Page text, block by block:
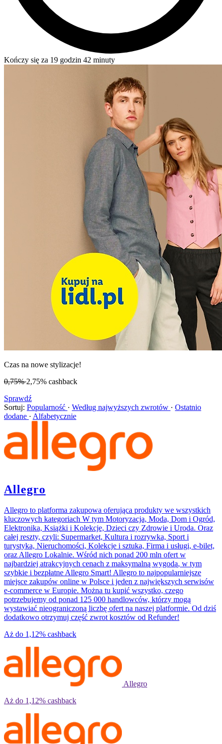
Kończy się za 19 godzin 42 minuty
Czas na nowe stylizacje!
0,75%2,75% cashback
Sprawdź
Sortuj: Popularność · Według najwyższych zwrotów · Ostatnio
dodane · Alfabetycznie
Allegro
Allegro to platforma zakupowa oferująca produkty we wszystkich
kluczowych kategoriach W tym Motoryzacja, Moda, Dom i Ogród,
Elektronika, Książki i Kolekcje, Dzieci czy Zdrowie i Uroda. Oraz
całej reszty, czyli: Supermarket, Kultura i rozrywka, Sport i
turystyka, Nieruchomości, Kolekcje i sztuka, Firma i usługi, e-bilet,
oraz Allegro Lokalnie. Wśród nich ponad 200 mln ofert w
najbardziej atrakcyjnych cenach z maksymalną wygodą, w tym
szybkie i bezpłatne Allegro Smart! Allegro to najpopularniejsze
miejsce zakupów online w Polsce i jeden z największych serwisów
e-commerce w Europie. Można tu kupić wszystko, czego
potrzebujemy od ponad 125 000 handlowców, którzy mogą
wystawiać nieograniczoną liczbę ofert na naszej platformie. Od dziś
dodatkowo otrzymuj część zwrot kosztów od Refunder!
Aż do 1,12% cashback
Allegro
Aż do 1,12% cashback